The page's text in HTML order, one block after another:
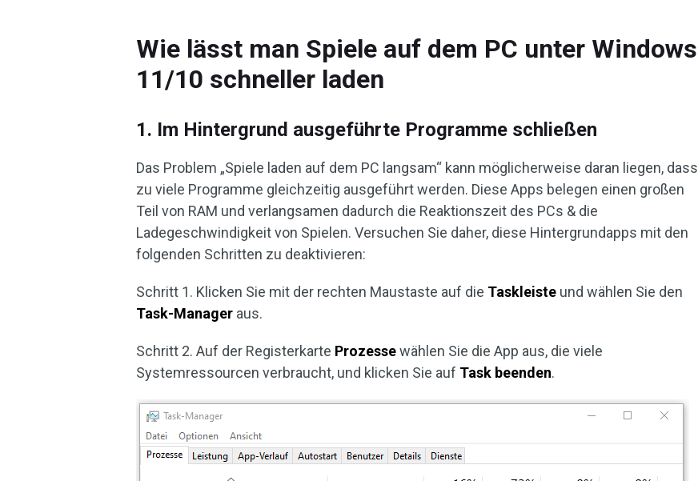
Wie lässt man Spiele auf dem PC unter Windows
11/10 schneller laden
1. Im Hintergrund ausgeführte Programme schließen
Das Problem „Spiele laden auf dem PC langsam“ kann möglicherweise daran liegen, dass
zu viele Programme gleichzeitig ausgeführt werden. Diese Apps belegen einen großen
Teil von RAM und verlangsamen dadurch die Reaktionszeit des PCs & die
Ladegeschwindigkeit von Spielen. Versuchen Sie daher, diese Hintergrundapps mit den
folgenden Schritten zu deaktivieren:
Schritt 1. Klicken Sie mit der rechten Maustaste auf die Taskleiste und wählen Sie den
Task-Manager aus.
Schritt 2. Auf der Registerkarte Prozessewählen Sie die App aus, die viele
Systemressourcen verbraucht, und klicken Sie auf Task beenden.